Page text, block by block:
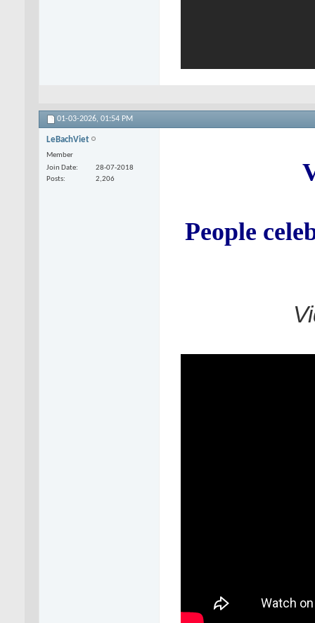
01-03-2026, 01:54 PM
LeBachViet
Member
Join Date
28-07-2018
Posts
2,206
People